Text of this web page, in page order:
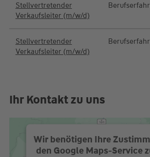
Stellvertretender
Verkaufsleiter (m/w/d)
Stellvertretender
Verkaufsleiter (m/w/d)
Ihr Kontakt zu uns
Wir benötigen Ihre
den Google Maps-Service